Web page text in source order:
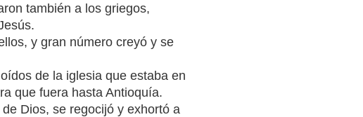
también a los griegos,
y gran número creyó y se
de la iglesia que estaba en
que fuera hasta Antioquía.
Dios, se regocijó y exhortó a